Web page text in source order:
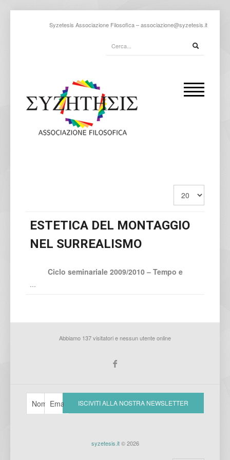
Syzetesis Associazione Filosofica –associazione@syzetesis.it
ESTETICA DEL MONTAGGIO
NEL SURREALISMO
Ciclo seminariale 2009/2010 – Tempo e
...
Abbiamo 137 visitatori e nessun utente online
syzetesis.it© 2026